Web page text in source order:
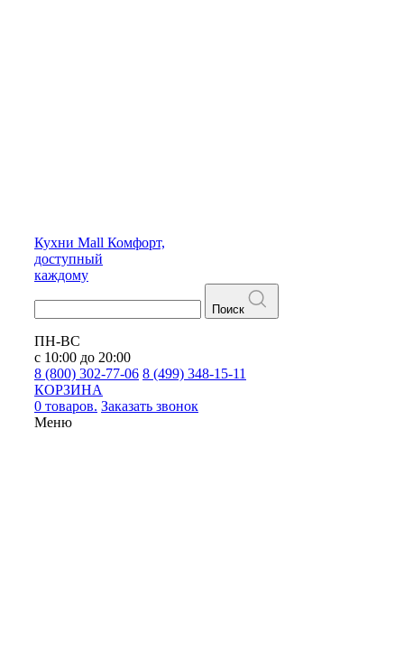
Кухни Mall Комфорт,
доступный
каждому
Поиск
ПН-ВС
с 10:00 до 20:00
8 (800) 302-77-06 8 (499) 348-15-11
КОРЗИНА
0 товаров. Заказать звонок
Меню